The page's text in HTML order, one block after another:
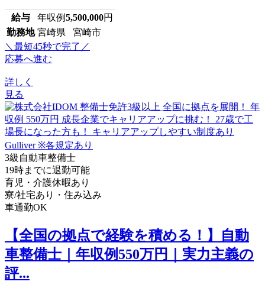
給与 年収例5,500,000円
勤務地 宮崎県 宮崎市
＼最短45秒で完了／
応募へ進む
詳しく
見る
3級自動車整備士
19時までに退勤可能
育児・介護休暇あり
寮/社宅あり・住み込み
車通勤OK
【全国の拠点で経験を積める！】自動
車整備士｜年収例550万円｜実力主義の
評...